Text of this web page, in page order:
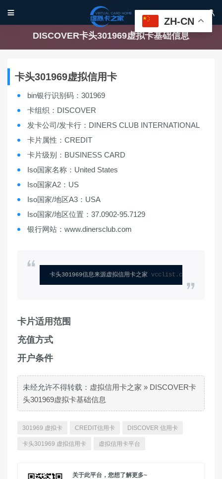
 
DISCOVER卡头301969虚拟卡基础信息
卡头301969虚拟信用卡
bin银行识别码：301969
卡组织：DISCOVER
发卡公司/发卡行：DINERS CLUB INTERNATIONAL
卡片属性：CREDIT
卡片级别：BUSINESS CARD
Iso国家名称：United States
Iso国家A2：US
Iso国家/地区A3：USA
Iso国家/地区位置：37.0902-95.7129
银行网站：www.dinersclub.com
卡头301969信息来源虚拟信用卡之家 vcclist.com
卡片适用范围
充值方式
开户条件
未经允许不得转载： 虚拟信用卡之家 » DISCOVER卡
头301969虚拟卡基础信息
301969 虚拟卡 CREDIT信用卡 DISCOVER 信用卡
卡头301969 虚拟信用卡 虚拟信用卡平台
关于此平台，您想了解更多~
ZH-CN